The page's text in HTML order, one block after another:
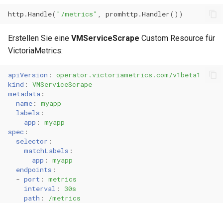
http .Handle( "/metrics" promhttp .Handler())
Erstellen Sie eine VMServiceScrape Custom Resource für
VictoriaMetrics:
apiVersion :
operator.victoriametrics.com/v1beta1
kind :
VMServiceScrape
metadata :
name :
myapp
labels :
app :
myapp
spec :
selector :
matchLabels :
app :
myapp
endpoints :
- port :
metrics
interval :
30s
path : /metrics